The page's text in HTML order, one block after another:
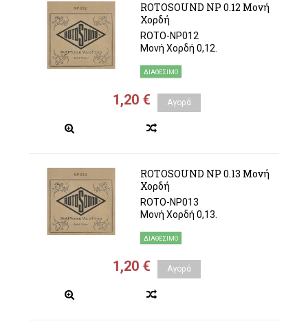
ROTOSOUND NP 0.12 Μονή
Χορδή
ROTO-NP012
Μονή Χορδή 0,12.
ΔΙΑΘΈΣΙΜΟ
1,20 € Αγορά
ROTOSOUND NP 0.13 Μονή
Χορδή
ROTO-NP013
Μονή Χορδή 0,13.
ΔΙΑΘΈΣΙΜΟ
1,20 € Αγορά